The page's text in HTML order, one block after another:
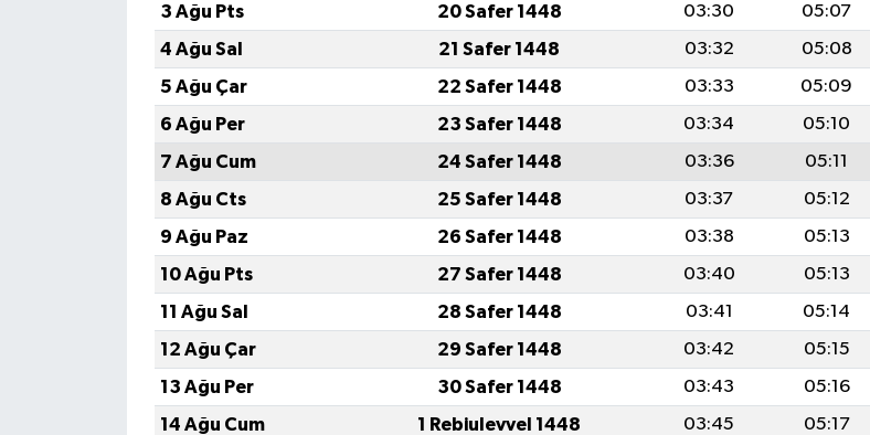
3 Ağu Pts
20 Safer 1448 03:30 05:07
4 Ağu Sal
21 Safer 1448 03:32 05:08
5 Ağu Çar
22 Safer 1448 03:33 05:09
6 Ağu Per
23 Safer 1448 03:34 05:10
7 Ağu Cum
24 Safer 1448 03:36 05:11
8 Ağu Cts
25 Safer 1448 03:37 05:12
9 Ağu Paz
26 Safer 1448 03:38 05:13
10 Ağu Pts
27 Safer 1448 03:40 05:13
11 Ağu Sal
28 Safer 1448 03:41 05:14
12 Ağu Çar
29 Safer 1448 03:42 05:15
13 Ağu Per
30 Safer 1448 03:43 05:16
14 Ağu Cum
1 Rebiulevvel 1448 03:45 05:17